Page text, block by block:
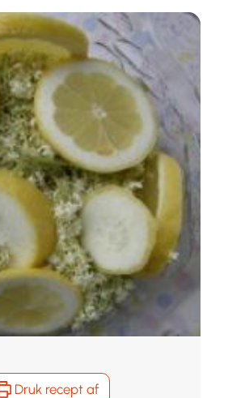
Druk recept af